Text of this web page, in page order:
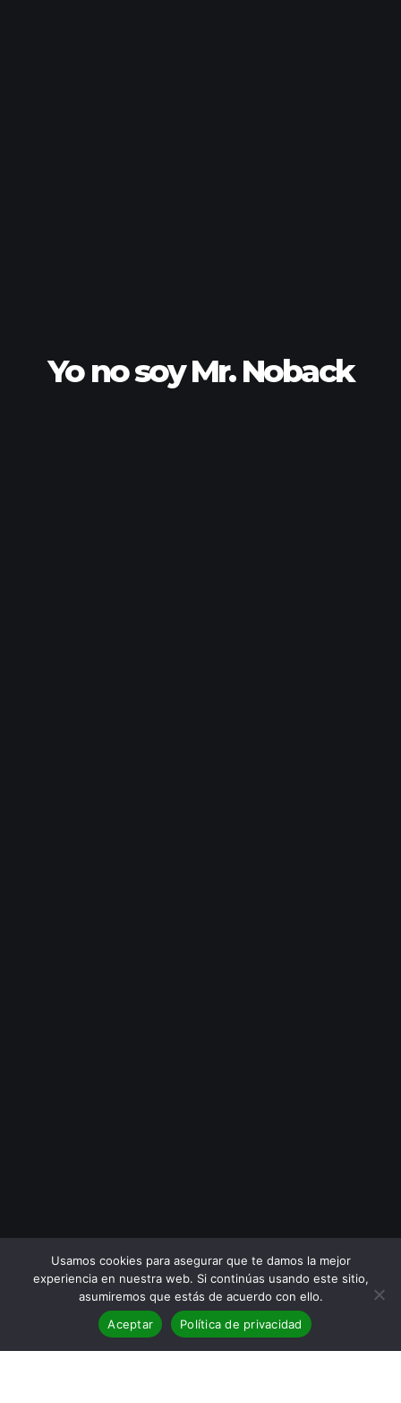
Yo no soy Mr. Noback
Usamos cookies para asegurar que te damos la mejor
experiencia en nuestra web. Si continúas usando este sitio,
asumiremos que estás de acuerdo con ello.
Aceptar
Política de privacidad